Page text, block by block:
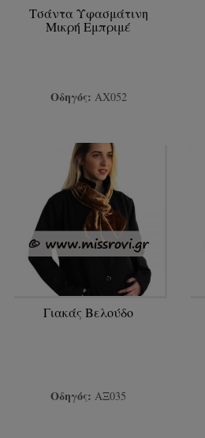
Τσάντα Υφασμάτινη
Μικρή Εμπριμέ
Οδηγός: ΑΧ052
Γιακάς Βελούδο
Οδηγός: ΑΞ035